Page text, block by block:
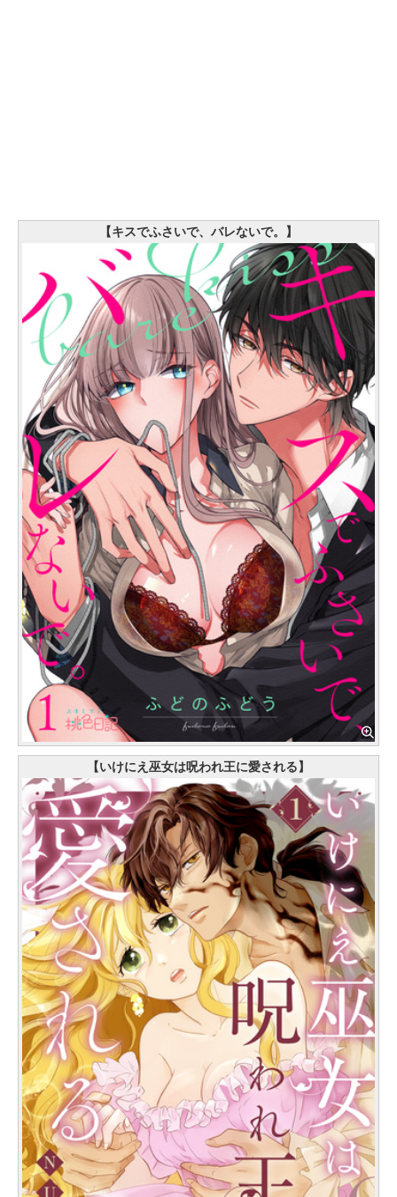
【キスでふさいで、バレないで。】
【いけにえ巫女は呪われ王に愛される】